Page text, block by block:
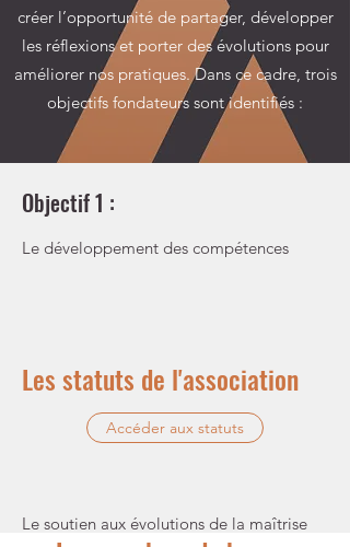
créer l’opportunité de partager, développer
les réflexions et porter des évolutions pour
améliorer nos pratiques. Dans ce cadre, trois
objectifs fondateurs sont identifiés :
Objectif 1 :
Le développement des compétences
Le partage de l'expertise et retour
Le soutien aux évolutions de la maîtrise
Les statuts de l'association
Accéder aux statuts